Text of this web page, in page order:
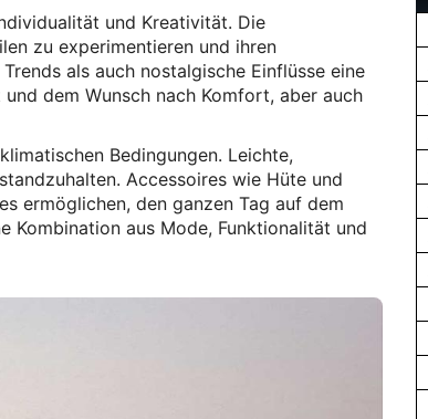
und Kreativität. Die
zu experimentieren und ihren
als auch nostalgische Einflüsse eine
dem Wunsch nach Komfort, aber auch
Bedingungen. Leichte,
Accessoires wie Hüte und
ermöglichen, den ganzen Tag auf dem
Kombination aus Mode, Funktionalität und